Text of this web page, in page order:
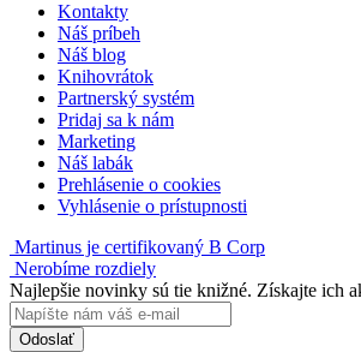
Kontakty
Náš príbeh
Náš blog
Knihovrátok
Partnerský systém
Pridaj sa k nám
Marketing
Náš labák
Prehlásenie o cookies
Vyhlásenie o prístupnosti
Martinus je certifikovaný B Corp
Nerobíme rozdiely
Najlepšie novinky sú tie knižné. Získajte ich
Odoslať